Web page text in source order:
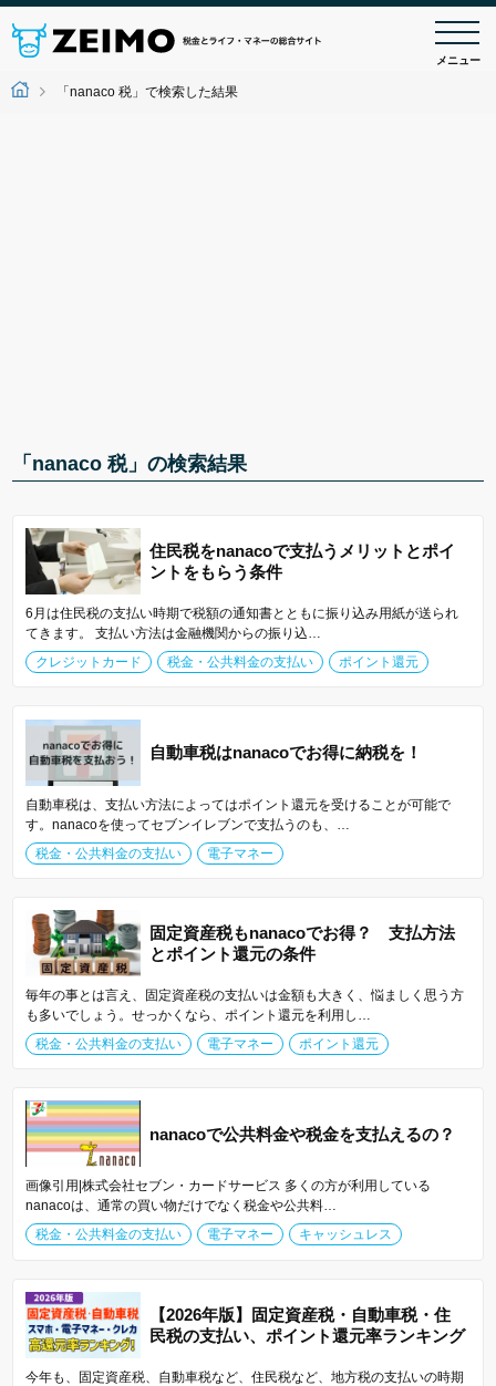
メニュー
「nanaco 税」で検索した結果
「nanaco 税」の検索結果
住民税をnanacoで支払うメリットとポイ
ントをもらう条件
6月は住民税の支払い時期で税額の通知書とともに振り込み用紙が送られ
てきます。 支払い方法は金融機関からの振り込…
クレジットカード
税金・公共料金の支払い ポイント還元
自動車税はnanacoでお得に納税を！
自動車税は、支払い方法によってはポイント還元を受けることが可能で
す。nanacoを使ってセブンイレブンで支払うのも、…
税金・公共料金の支払い
電子マネー
固定資産税もnanacoでお得？ 支払方法
とポイント還元の条件
毎年の事とは言え、固定資産税の支払いは金額も大きく、悩ましく思う方
も多いでしょう。せっかくなら、ポイント還元を利用し…
税金・公共料金の支払い
電子マネー ポイント還元
nanacoで公共料金や税金を支払えるの？
画像引用|株式会社セブン・カードサービス 多くの方が利用している
nanacoは、通常の買い物だけでなく税金や公共料…
税金・公共料金の支払い
電子マネー キャッシュレス
【2026年版】固定資産税・自動車税・住
民税の支払い、ポイント還元率ランキング
今年も、固定資産税、自動車税など、住民税など、地方税の支払いの時期